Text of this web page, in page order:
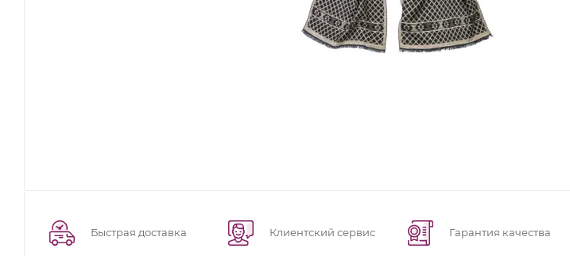
Быстрая доставка Клиентский сервис Гарантия качества